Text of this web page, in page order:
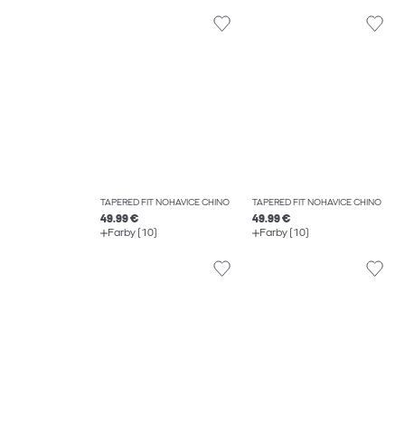
TAPERED FIT NOHAVICE CHINO
49.99 €
Farby (10)
TAPERED FIT NOHAVICE CHINO
49.99 €
Farby (10)